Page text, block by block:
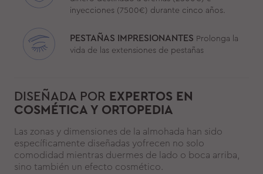
inyecciones (7500€) durante cinco años.
PESTAÑAS IMPRESIONANTES Prolonga la
vida de las extensiones de pestañas
DISEÑADA POR EXPERTOS EN
COSMÉTICA Y ORTOPEDIA
Las zonas y dimensiones de la almohada han sido
específicamente diseñadas yofrecen no solo
comodidad mientras duermes de lado o boca arriba,
sino también un efecto cosmético.